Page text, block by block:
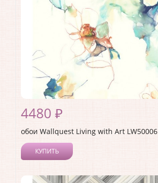
4480 ₽
обои Wallquest Living with Art LW50006
КУПИТЬ
Коллекция:Living with Art